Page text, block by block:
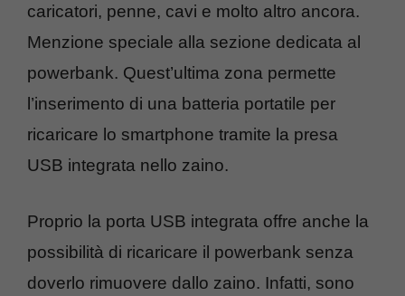
caricatori, penne, cavi e molto altro ancora.
Menzione speciale alla sezione dedicata al
powerbank. Quest’ultima zona permette
l’inserimento di una batteria portatile per
ricaricare lo smartphone tramite la presa
USB integrata nello zaino.
Proprio la porta USB integrata offre anche la
possibilità di ricaricare il powerbank senza
doverlo rimuovere dallo zaino. Infatti, sono